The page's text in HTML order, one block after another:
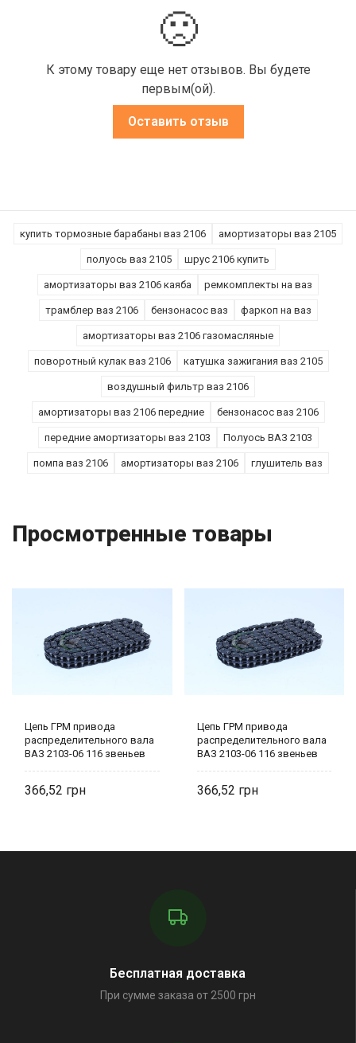
🙁
К этому товару еще нет отзывов. Вы будете
первым(ой).
Оставить отзыв
купить тормозные барабаны ваз 2106 амортизаторы ваз 2105
полуось ваз 2105 шрус 2106 купить
амортизаторы ваз 2106 каяба ремкомплекты на ваз
трамблер ваз 2106 бензонасос ваз фаркоп на ваз
амортизаторы ваз 2106 газомасляные
поворотный кулак ваз 2106 катушка зажигания ваз 2105
воздушный фильтр ваз 2106
амортизаторы ваз 2106 передние бензонасос ваз 2106
передние амортизаторы ваз 2103 Полуось ВАЗ 2103
помпа ваз 2106 амортизаторы ваз 2106 глушитель ваз
Просмотренные товары
Цепь ГРМ привода
распределительного вала
ВАЗ 2103-06 116 звеньев
366,52
Цепь ГРМ привода
распределительного вала
ВАЗ 2103-06 116 звеньев
366,52
Бесплатная доставка
При сумме заказа от 2500 грн